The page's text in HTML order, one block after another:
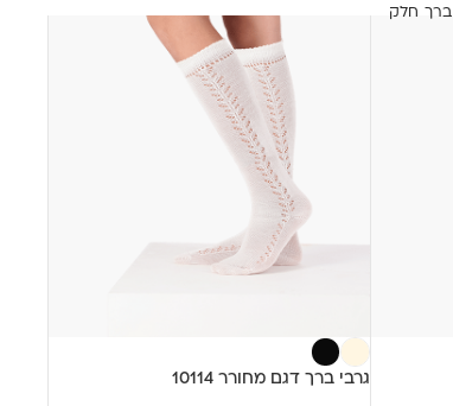
ברך חלק
גרבי ברך דגם מחורר 10114